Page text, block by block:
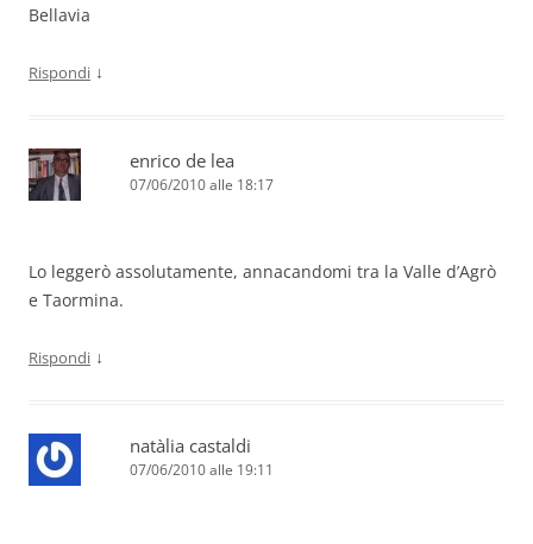
Bellavia
Rispondi ↓
enrico de lea
07/06/2010 alle 18:17
Lo leggerò assolutamente, annacandomi tra la Valle d’Agrò
e Taormina.
Rispondi ↓
natàlia castaldi
07/06/2010 alle 19:11